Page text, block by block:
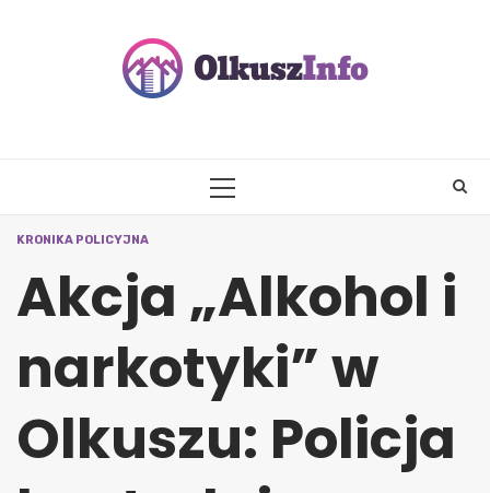
PRIMARY
KRONIKA POLICYJNA
Akcja „Alkohol i
narkotyki” w
Olkuszu: Policja